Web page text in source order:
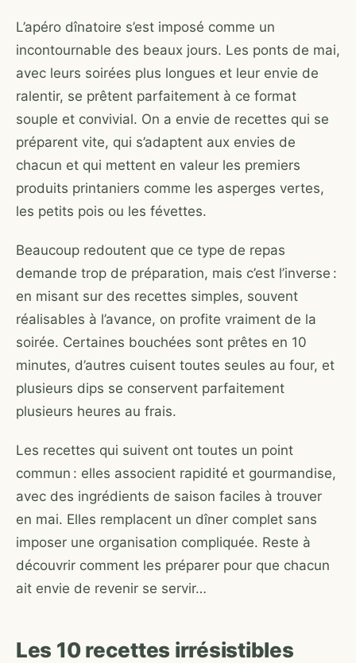
L’apéro dînatoire s’est imposé comme un
incontournable des beaux jours. Les ponts de mai,
avec leurs soirées plus longues et leur envie de
ralentir, se prêtent parfaitement à ce format
souple et convivial. On a envie de recettes qui se
préparent vite, qui s’adaptent aux envies de
chacun et qui mettent en valeur les premiers
produits printaniers comme les asperges vertes,
les petits pois ou les févettes.
Beaucoup redoutent que ce type de repas
demande trop de préparation, mais c’est l’inverse :
en misant sur des recettes simples, souvent
réalisables à l’avance, on profite vraiment de la
soirée. Certaines bouchées sont prêtes en 10
minutes, d’autres cuisent toutes seules au four, et
plusieurs dips se conservent parfaitement
plusieurs heures au frais.
Les recettes qui suivent ont toutes un point
commun : elles associent rapidité et gourmandise,
avec des ingrédients de saison faciles à trouver
en mai. Elles remplacent un dîner complet sans
imposer une organisation compliquée. Reste à
découvrir comment les préparer pour que chacun
ait envie de revenir se servir…
Les 10 recettes irrésistibles